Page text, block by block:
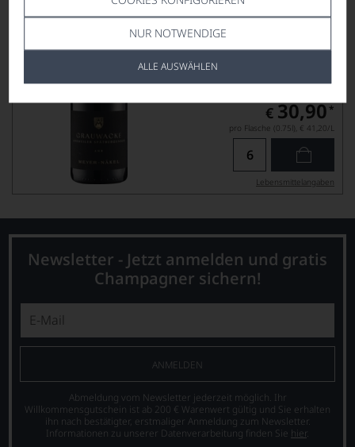
NUR NOTWENDIGE
ALLE AUSWÄHLEN
Ab-Hof-Preis
€30,90 *
pro Flasche (0.75l), € 41,20/L
Lebensmittel­angaben
Newsletter - Jetzt anmelden und gratis
Champagner sichern!
ANMELDEN
Abmeldung vom Newsletter jederzeit möglich. Ihr
Willkommensgutschein ist ab 200 € Warenwert gültig und Sie erhalten
ihn nach bestätigter, erstmaliger Anmeldung zum Newsletter.
Informationen zu unserer Datenverarbeitung finden Sie hier.